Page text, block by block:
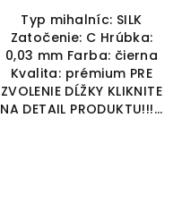
Typ mihalníc: SILK
Zatočenie: C Hrúbka:
0,03 mm Farba: čierna
Kvalita: prémium PRE
ZVOLENIE DĹŽKY KLIKNITE
NA DETAIL PRODUKTU!!!...